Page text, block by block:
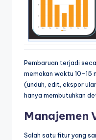
Pembaruan terjadi
memakan waktu 10-15
(unduh, edit, ekspor
hanya membutuhkan
Manajemen
Salah satu fitur yang